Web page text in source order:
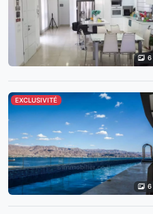
6
EXCLUSIVITÉ
6